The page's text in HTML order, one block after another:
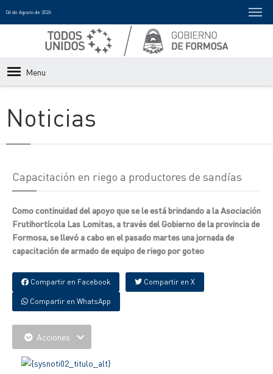
06 de Agosto de 2026
Menu
Noticias
Capacitación en riego a productores de sandías
Como continuidad del apoyo que se le está brindando a la Asociación
Frutihortícola Las Lomitas, a través del Gobierno de la provincia de
Formosa, se llevó a cabo en el pasado martes una jornada de
capacitación de armado de equipo de riego por goteo
Compartir en Facebook Compartir en X
Compartir en WhatsApp
Acciones